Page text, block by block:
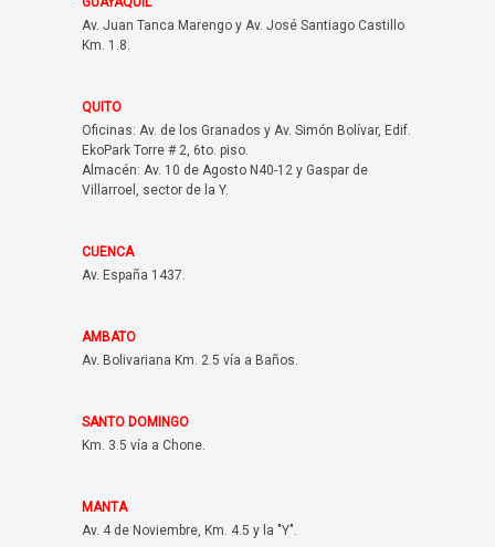
Av. Juan Tanca Marengo y Av. José Santiago Castillo
Km. 1.8.
QUITO
Oficinas: Av. de los Granados y Av. Simón Bolívar, Edif.
EkoPark Torre # 2, 6to. piso.
Almacén: Av. 10 de Agosto N40-12 y Gaspar de
Villarroel, sector de la Y.
CUENCA
Av. España 1437.
AMBATO
Av. Bolivariana Km. 2.5 vía a Baños.
SANTO DOMINGO
Km. 3.5 vía a Chone.
MANTA
Av. 4 de Noviembre, Km. 4.5 y la "Y".